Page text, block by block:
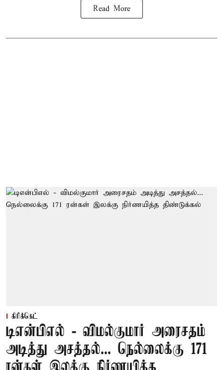
Read More
கிரிக்கெட்
டிஎன்பிஎல் - விமல்குமார் அரைசதம்
அடித்து அசத்தல்... நெல்லைக்கு 171